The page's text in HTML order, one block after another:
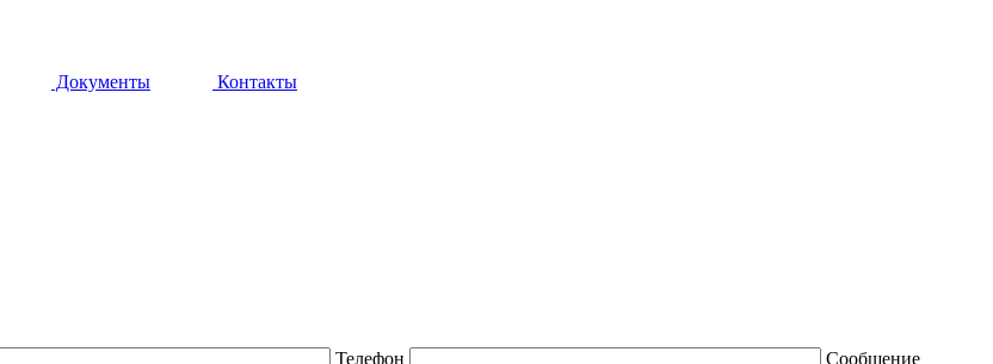
Документы Контакты
Телефон Сообщение